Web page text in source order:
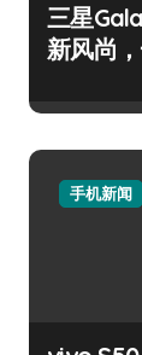
三星
新风尚
手机新闻